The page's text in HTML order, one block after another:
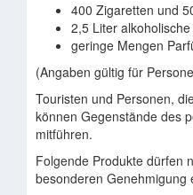
400 Zigaretten und
2,5 Liter
geringe Mengen
(Angaben gültig für
Touristen und Personen,
können Gegenstände des
mitführen.
Folgende Produkte dürfen
besonderen Genehmigung